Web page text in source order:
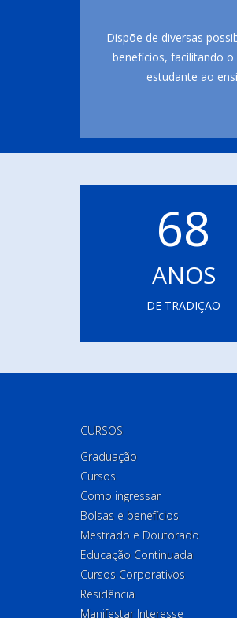
Dispõe de diversas
benefícios, facilitando
estudante ao
68
ANOS
DE TRADIÇÃO
CURSOS
Graduação
Cursos
Como ingressar
Bolsas e benefícios
Mestrado e Doutorado
Educação Continuada
Cursos Corporativos
Residência
Manifestar Interesse